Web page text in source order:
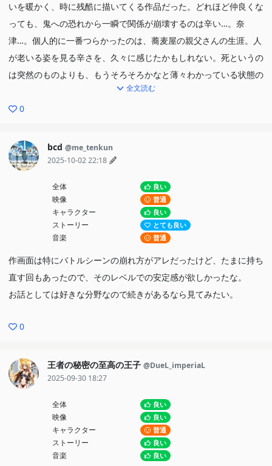
いを暖かく、時に残酷に描いてくる作品だった。どれほど仲良くな
っても、鬼への恐れから一瞬で関係が崩壊するのは辛い…。奈
津…。個人的に一番つらかったのは、蕎麦屋の親父さんの生涯。人
が老いる姿を見る辛さを、久々に感じたかもしれない。死というの
は突然のものよりも、もうそろそろかなと薄々わかっている状態の
ほうが辛い。ゆっくりとした最期の辛さを久々に味わった。
単話の完成度も高い。予想外のところから展開される話もあって、
的には無かった。ストーリーの平均値がずっと高かった。
というわけで、派手なストーリーや感情を揺さぶるような展開は少
ない静かな作品だけど、だからこそしみじみと味わい深い作品だっ
た。こういう作品って今時流行らないのかなと寂しくなるくらい話
題になってなかったな。辛い話が多いので、そういうのが無理な人
にはおすすめできないが、人生は一度は見る価値ありと言える。お
涙頂戴というより、じっくり仕上げてくる話の積み重ねが最高だっ
た。蟲師やフリーレンが好きな人にはおすすめできる。ちょっと違
うけど、魔女の旅々や夏目友人帳とかも。
アニメーションの出来は、戦闘シーンは微妙だったけど、人間の仕
かな。蕎麦屋の親父さんの老いる描写のこだわりを感じた。
惜しいのは、最初の妹との因縁がほとんど進まないまま終わったこ
と。これは二期を期待（二期来なさそうだから、原作読もうか
な）。あと、平成編は正直いらなかったかな。最終回は良かったけ
全文読む
0
bcd @me_tenkun
2025-10-02 22:18
全体 良い
映像 普通
キャラクター 良い
ストーリー とても良い
音楽 普通
作画面は特にバトルシーンの崩れ方がアレだったけど、たまに持ち
直す回もあったので、そのレベルでの安定感が欲しかったな。
お話としては好きな分野なので続きがあるなら見てみたい。
0
王者の秘密の至高の王子 @DueL_imperiaL
2025-09-30 18:27
全体 良い
映像 良い
キャラクター 普通
ストーリー 良い
音楽 良い